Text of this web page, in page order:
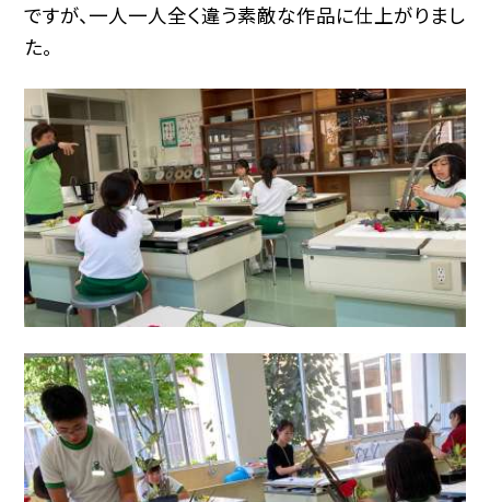
ですが、一人一人全く違う素敵な作品に仕上がりまし
た。